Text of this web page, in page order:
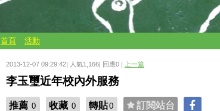
首頁 活動
2013-12-07 09:29:42| 人氣1,166| 回應0 | 上一篇
李玉璽近年校內外服務
推薦 0 收藏 0 轉貼0 訂閱站台